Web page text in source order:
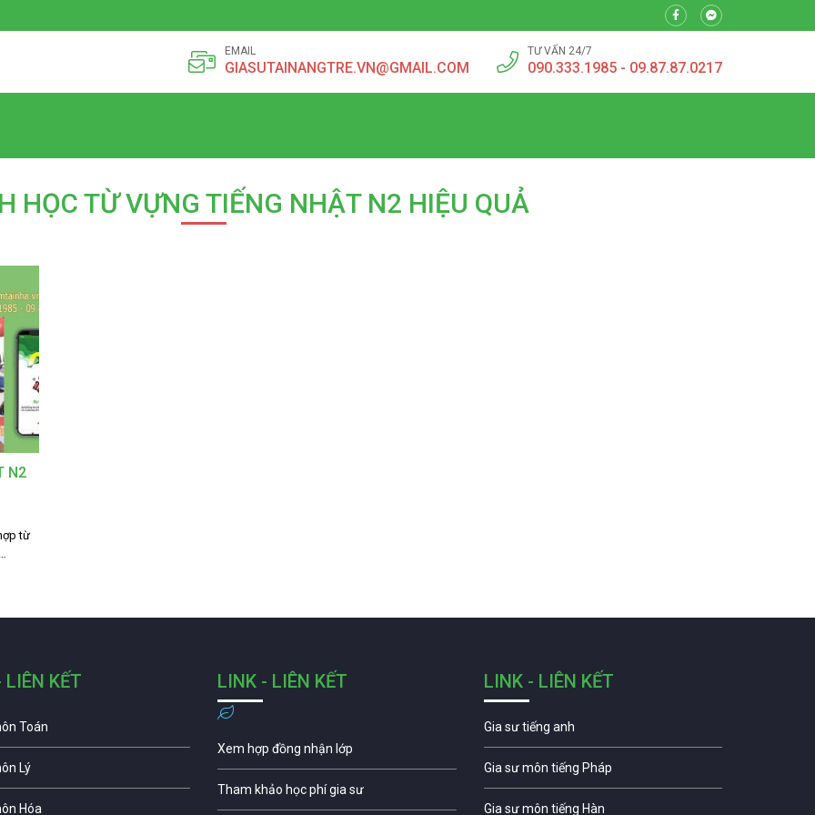
EMAIL
GIASUTAINANGTRE.VN@GMAIL.COM
TƯ VẤN 24/7
090.333.1985 - 09.87.87.0217
HỌC TỪ VỰNG TIẾNG NHẬT N2 HIỆU QUẢ
N2
từ
KẾT
Toán
Lý
Hóa
LINK - LIÊN KẾT
Xem hợp đồng nhận lớp
Tham khảo học phí gia sư
LINK - LIÊN KẾT
Gia sư tiếng anh
Gia sư môn tiếng Pháp
Gia sư môn tiếng Hàn